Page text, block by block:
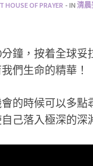
OF PRAYER IN 清晨
鐘，按着全球
們生命的精華！
的時候可以多
己落入極深的